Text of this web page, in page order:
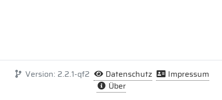
Version: 2.2.1-qf2 Datenschutz
Impressum
Über